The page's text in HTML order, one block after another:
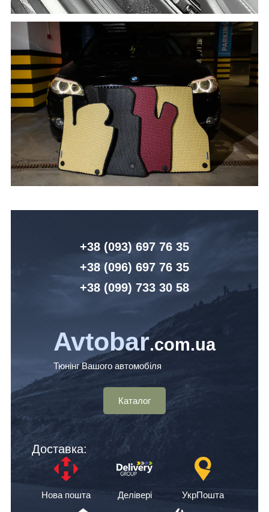
+38 (093) 697 76 35
+38 (096) 697 76 35
+38 (099) 733 30 58
Avtobar.com.ua
Тюнінг Вашого автомобіля
Каталог
Доставка:
Нова пошта Делівері УкрПошта